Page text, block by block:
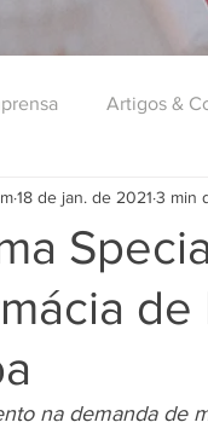
Artigos &
18 de jan. de 2021 3 min
na demanda de